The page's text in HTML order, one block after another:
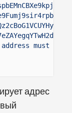
must
адрес